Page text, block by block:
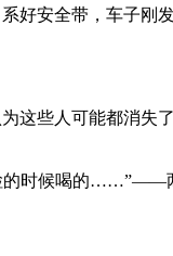
好安全带，车子刚
这些人可能都消失
的时候喝的……”——